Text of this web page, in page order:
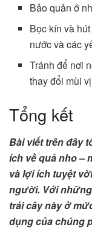
Bảo quản ở
Bọc kín và
nước và các
Tránh để nơi
thay đổi mùi
Tổng kết
Bài viết trên đây
ích về quả nho –
và lợi ích tuyệt
người. Với
trái cây này ở
dụng của chúng